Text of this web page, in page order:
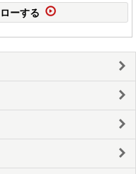
ーする